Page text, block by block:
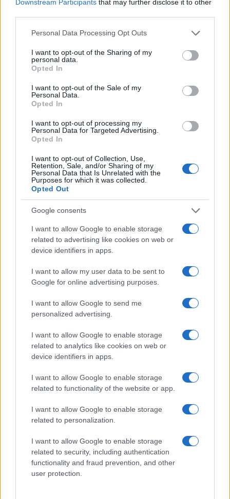
Downstream Participants that may further disclose it to other
Please note that this website/app uses one or more Google
not limited to your visit or usage behaviour. You may click to
grant or deny consent to Google and its third-party tags to
use your data for below specified purposes in below Google
consent section.
Personal Data Processing Opt Outs
I want to opt-out of the Sharing of my
personal data.
Opted In
I want to opt-out of the Sale of my
Personal Data.
Opted In
I want to opt-out of processing my
Personal Data for Targeted Advertising.
Opted In
I want to opt-out of Collection, Use,
Retention, Sale, and/or Sharing of my
Personal Data that Is Unrelated with the
Purposes for which it was collected.
Opted Out
Google consents
I want to allow Google to enable storage
related to advertising like cookies on web or
device identifiers in apps.
I want to allow my user data to be sent to
Google for online advertising purposes.
I want to allow Google to send me
personalized advertising.
I want to allow Google to enable storage
related to analytics like cookies on web or
device identifiers in apps.
I want to allow Google to enable storage
related to functionality of the website or app.
I want to allow Google to enable storage
related to personalization.
I want to allow Google to enable storage
related to security, including authentication
functionality and fraud prevention, and other
user protection.